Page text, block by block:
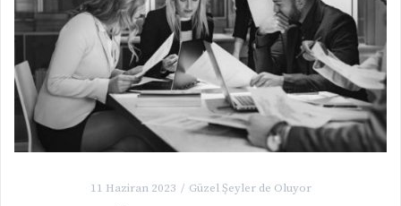
11 Haziran 2023 Güzel Şeyler de Oluyor